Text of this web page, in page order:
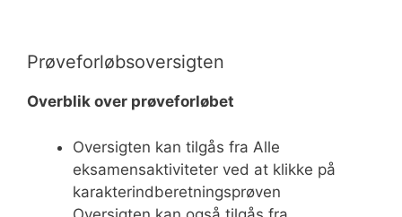
Prøveforløbsoversigten
Overblik over prøveforløbet
Oversigten kan tilgås fra Alle
eksamensaktiviteter ved at klikke på
karakterindberetningsprøven